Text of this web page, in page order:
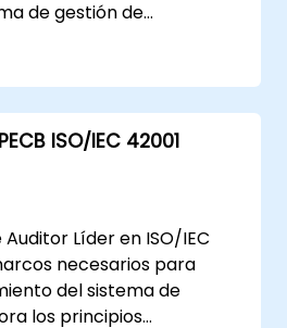
de gestión de
está diseñado para
esencial,
sólidas para profundizar
sobre AIMS.
ISO/IEC 42001
Líder en ISO/IEC
necesarios para
del sistema de
los principios